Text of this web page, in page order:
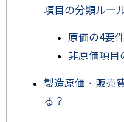
項目の分類ルー
原価の4要
非原価項目
製造原価・販売
る？